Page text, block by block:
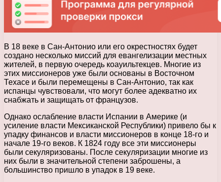
В 18 веке в Сан-Антонио или его окрестностях будет
создано несколько миссий для евангелизации местных
жителей, в первую очередь коауильтекцев. Многие из
этих миссионеров уже были основаны в Восточном
Техасе и были перемещены в Сан-Антонио, так как
испанцы чувствовали, что могут более адекватно их
снабжать и защищать от французов.
Однако ослабление власти Испании в Америке (и
усиление власти Мексиканской Республики) привело бы к
упадку финансов и власти миссионеров в конце 18-го и
начале 19-го веков. К 1824 году все эти миссионеры
были секуляризованы. После секуляризации многие из
них были в значительной степени заброшены, а
большинство пришло в упадок в 19 веке.